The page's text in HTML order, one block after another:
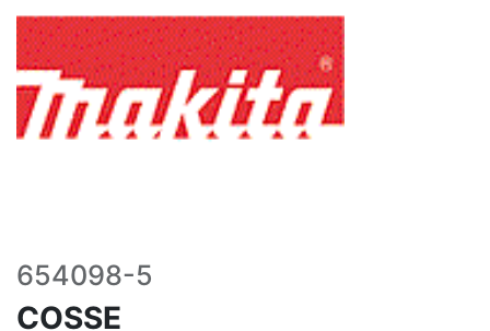
654098-5
COSSE